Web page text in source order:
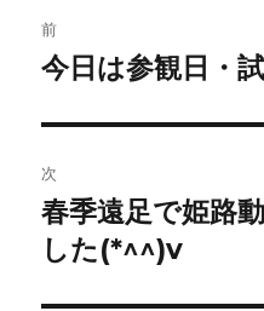
稿
ビ
ゲ
ー
前
前
投
稿:
今日は参観日・
次
次
の
春季遠足で姫路
した(*^^)v